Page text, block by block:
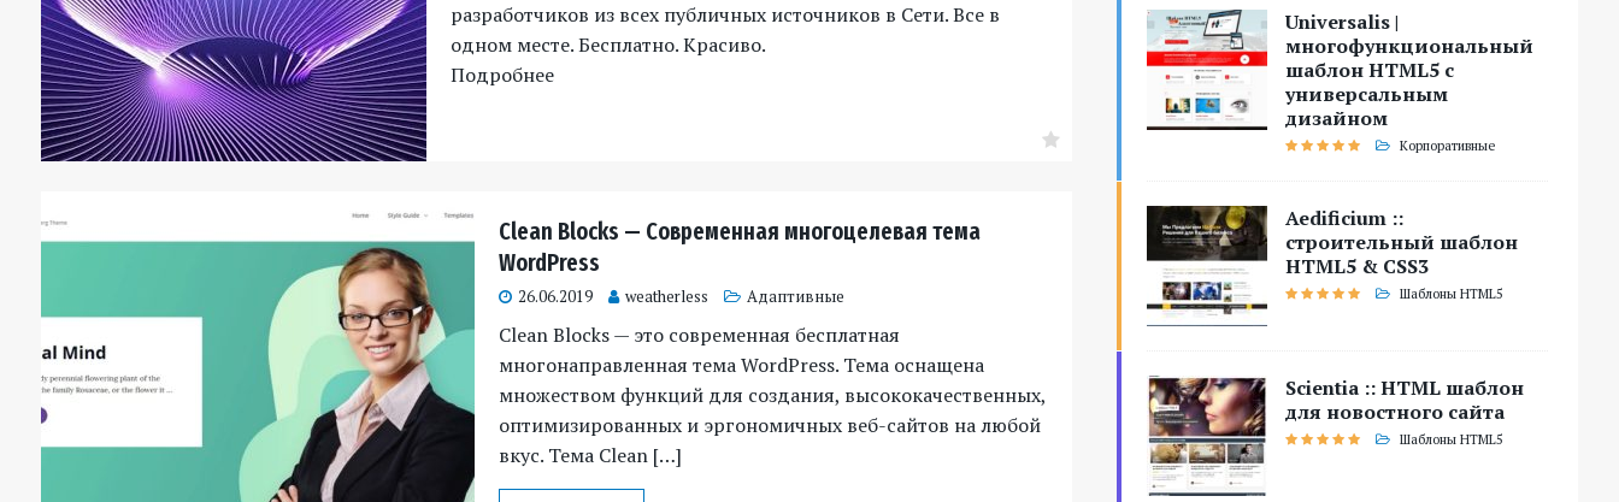
разработчиков из всех публичных источников в Сети. Все в
одном месте. Бесплатно. Красиво.
Подробнее
Clean Blocks — Современная многоцелевая тема
WordPress
26.06.2019 weatherless Адаптивные
Clean Blocks — это современная бесплатная
многонаправленная тема WordPress. Тема оснащена
множеством функций для создания, высококачественных,
оптимизированных и эргономичных веб-сайтов на любой
вкус. Тема Clean […]
Universalis |
многофункциональный
шаблон HTML5 с
универсальным
дизайном
Корпоративные
Aedificium ::
строительный шаблон
HTML5 & CSS3
Шаблоны HTML5
Scientia :: HTML шаблон
для новостного сайта
Шаблоны HTML5